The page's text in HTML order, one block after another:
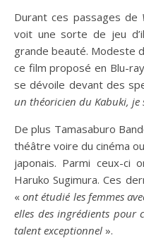
Durant ces passages de
voit une sorte de jeu
grande beauté. Modeste
ce film proposé en Blu-
se dévoile devant des
un théoricien du Kabuki, je
De plus Tamasaburo
théâtre voire du cinéma
japonais. Parmi ceux-ci
Haruko Sugimura. Ces
«ont étudié les femmes
elles des ingrédients pour
talent exceptionnel ».